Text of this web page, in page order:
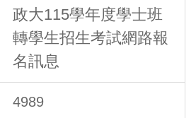
政大115學年度學士班
轉學生招生考試網路報
名訊息
4989